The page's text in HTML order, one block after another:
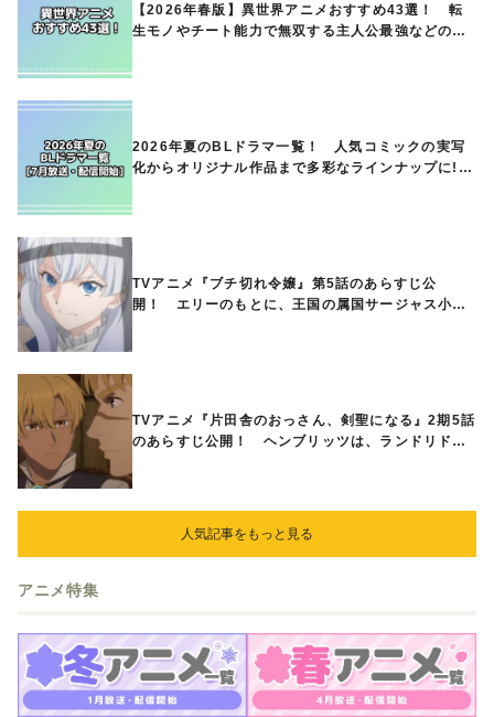
【2026年春版】異世界アニメおすすめ43選！ 転
生モノやチート能力で無双する主人公最強などの人
2026年夏のBLドラマ一覧！ 人気コミックの実写
化からオリジナル作品まで多彩なラインナップに!!
TVアニメ『ブチ切れ令嬢』第5話のあらすじ公
開！ エリーのもとに、王国の属国サージャス小王
TVアニメ『片田舎のおっさん、剣聖になる』2期5話
のあらすじ公開！ ヘンブリッツは、ランドリドに
人気記事をもっと見る
アニメ特集